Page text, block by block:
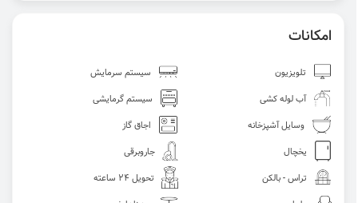
امکانات
تلویزیون
سیستم سرمایش
آب لوله کشی
سیستم گرمایشی
وسایل آشپزخانه
اجاق گاز
یخچال
جاروبرقی
تراس - بالکن
تحویل 24 ساعته